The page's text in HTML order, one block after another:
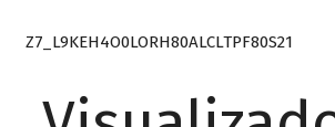
Z7_L9KEH4O0LORH80ALCLTPF80S21